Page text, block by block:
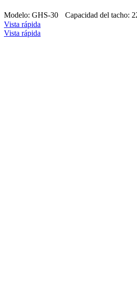
Modelo: GHS-30 Capacidad del tacho:
Vista rápida
Vista rápida